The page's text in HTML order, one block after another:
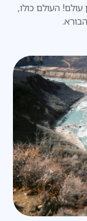
העולם כולו,